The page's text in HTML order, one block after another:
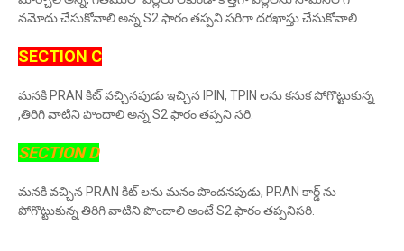
నమోదు చేసుకోవాలి అన్న S2 ఫారం తప్పని సరిగా దరఖాస్తు చేసుకోవాలి.
SECTION C
మనకి PRAN కిట్ వచ్చినపుడు ఇచ్చిన IPIN, TPIN లను కనుక పోగొట్టుకున్న
,తిరిగి వాటిని పొందాలి అన్న S2 ఫారం తప్పని సరి.
SECTION D
మనకి వచ్చిన PRAN కిట్ లను మనం పొందనపుడు, PRAN కార్డ్ ను
పోగొట్టుకున్న తిరిగి వాటిని పొందాలి అంటే S2 ఫారం తప్పనిసరి.